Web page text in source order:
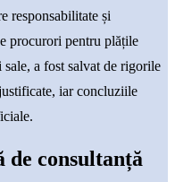
responsabilitate și
procurori pentru plățile
a fost salvat de rigorile
iar concluziile
de consultanță